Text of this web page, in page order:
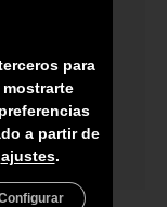
INCLUYE
para
a partir de
ajustes.